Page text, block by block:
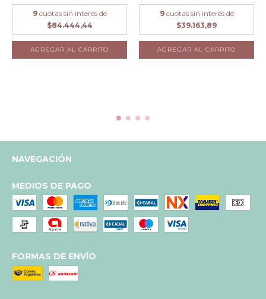
9 cuotas sin interés de
$84.444,44
9 cuotas sin interés de
$39.163,89
NAVEGACIÓN
MEDIOS DE PAGO
FORMAS DE ENVÍO